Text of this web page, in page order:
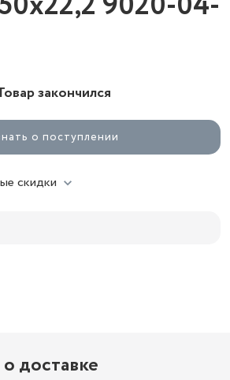
закончился
о поступлении
скидки
доставке